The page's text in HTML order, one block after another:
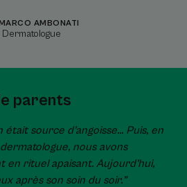
AMBONATI
Dermatologue
parents
était source d’angoisse… Puis, en
nous avons
rituel apaisant. Aujourd’hui,
après son soin du soir.”